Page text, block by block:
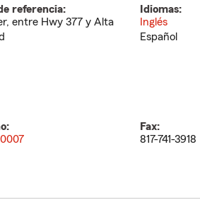
referencia:
entre Hwy 377 y Alta
Idiomas:
Inglés
Español
0007
Fax:
817-741-3918